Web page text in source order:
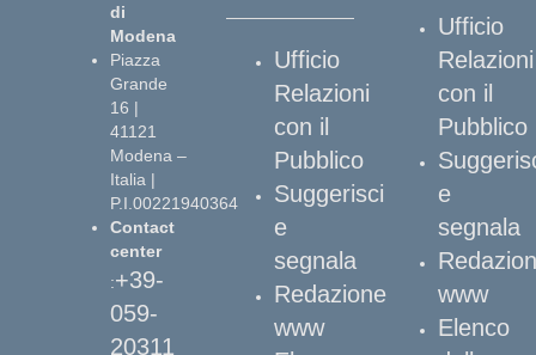
di
Modena
Piazza
Grande
16 |
41121
Modena –
Italia |
P.I.00221940364
Contact
center
:+39-
059-
20311
Ufficio
Relazioni
con il
Pubblico
Suggerisci
e
segnala
Redazione
www
Ufficio
Relazioni
con il
Pubblico
e
segnala
www
Elenco